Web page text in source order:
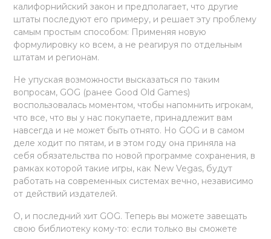
калифорнийский закон и предполагает, что другие
штаты последуют его примеру, и решает эту проблему
самым простым способом: Применяя новую
формулировку ко всем, а не реагируя по отдельным
штатам и регионам.
Не упуская возможности высказаться по таким
вопросам, GOG (ранее Good Old Games)
воспользовалась моментом, чтобы напомнить игрокам,
что все, что вы у нас покупаете, принадлежит вам
навсегда и не может быть отнято. Но GOG и в самом
деле ходит по пятам, и в этом году она приняла на
себя обязательства по новой программе сохранения, в
рамках которой такие игры, как New Vegas, будут
работать на современных системах вечно, независимо
от действий издателей.
О, и последний хит GOG. Теперь вы можете завещать
свою библиотеку кому-то: если только вы сможете